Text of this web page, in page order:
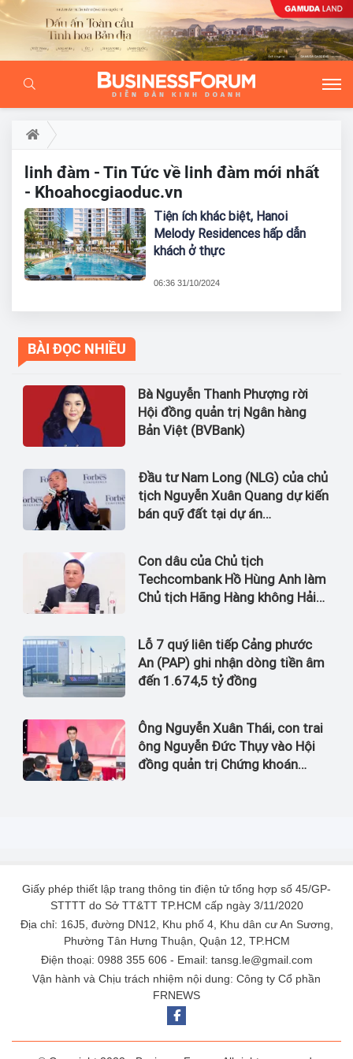
linh đàm - Tin Tức về linh đàm mới nhất
- Khoahocgiaoduc.vn
Tiện ích khác biệt, Hanoi
Melody Residences hấp dẫn
khách ở thực
06:36 31/10/2024
BÀI ĐỌC NHIỀU
Bà Nguyễn Thanh Phượng rời
Hội đồng quản trị Ngân hàng
Bản Việt (BVBank)
Đầu tư Nam Long (NLG) của chủ
tịch Nguyễn Xuân Quang dự kiến
bán quỹ đất tại dự án
Con dâu của Chủ tịch
Techcombank Hồ Hùng Anh làm
Chủ tịch Hãng Hàng không Hải
Lỗ 7 quý liên tiếp Cảng phước
An (PAP) ghi nhận dòng tiền âm
đến 1.674,5 tỷ đồng
Ông Nguyễn Xuân Thái, con trai
ông Nguyễn Đức Thụy vào Hội
đồng quản trị Chứng khoán
Giấy phép thiết lập trang thông tin điện tử tổng hợp số 45/GP-
STTTT do Sở TT&TT TP.HCM cấp ngày 3/11/2020
Địa chỉ: 16J5, đường DN12, Khu phố 4, Khu dân cư An Sương,
Phường Tân Hưng Thuận, Quận 12, TP.HCM
Điện thoại: 0988 355 606 - Email: tansg.le@gmail.com
Vận hành và Chịu trách nhiệm nội dung: Công ty Cổ phần
FRNEWS